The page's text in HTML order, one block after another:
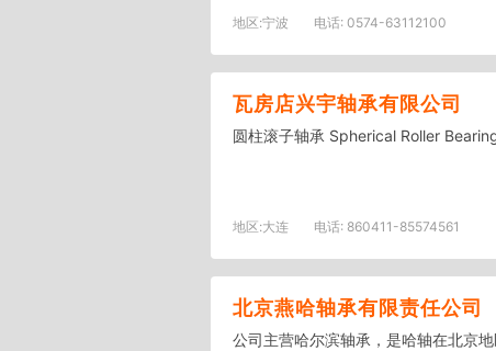
地区:宁波 电话: 0574-63112100
瓦房店兴宇轴承有限公司
圆柱滚子轴承 Spherical Roller
地区:大连 电话: 860411-85574561
北京燕哈轴承有限责任公司
公司主营哈尔滨轴承，是哈轴在北京